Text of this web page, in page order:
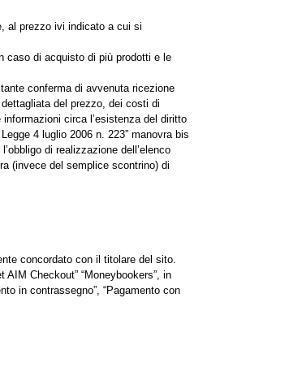
al prezzo ivi indicato a cui si
caso di acquisto di più prodotti e le
conferma di avvenuta ricezione
del prezzo, dei costi di
circa l’esistenza del diritto
4 luglio 2006 n. 223” manovra bis
di realizzazione dell’elenco
(invece del semplice scontrino) di
concordato con il titolare del sito.
Checkout” “Moneybookers”, in
in contrassegno”, “Pagamento con